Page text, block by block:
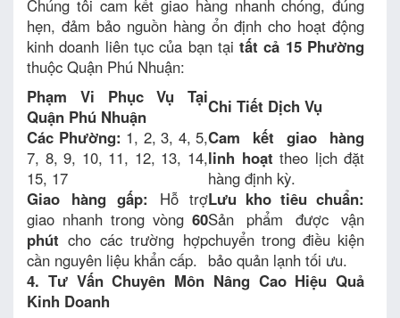
Chúng tôi cam kết giao hàng nhanh chóng, đúng
hẹn, đảm bảo nguồn hàng ổn định cho hoạt động
kinh doanh liên tục của bạn tạitất cả 15 Phường
thuộc Quận Phú Nhuận:
Phạm Vi Phục Vụ Tại
Quận Phú Nhuận
Chi Tiết Dịch Vụ
Các Phường: 1, 2, 3, 4, 5,
7, 8, 9, 10, 11, 12, 13, 14,
15, 17
Cam kết giao hàng
linh hoạt theo lịch đặt
hàng định kỳ.
Giao hàng gấp: Hỗ trợ
giao nhanh trong vòng 60
phút cho các trường hợp
cần nguyên liệu khẩn cấp.
Lưu kho tiêu chuẩn:
Sản phẩm được vận
chuyển trong điều kiện
bảo quản lạnh tối ưu.
4. Tư Vấn Chuyên Môn Nâng Cao Hiệu Quả
Kinh Doanh